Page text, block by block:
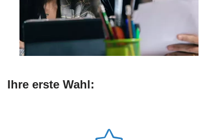
Ihre erste Wahl: